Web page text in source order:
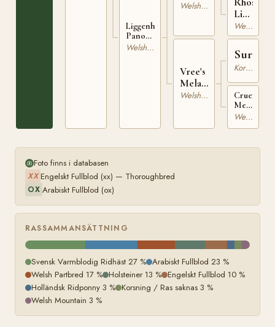
Liggenheyvels
Panouscha
20866Welsh Partbred
3210Welsh Partbred
Vree's
Melanie
11904Welsh Partbred
K
Lively
Lady
1139
Welsh Partbred
Korsning / Ras saknas
Melanie
WSBWelsh Mountain
Foto finns i databasen
XX Engelskt Fullblod (xx) — Thoroughbred
OX Arabiskt Fullblod (ox)
RASSAMMANSÄTTNING
Svensk Varmblodig Ridhäst 27 % Arabiskt Fullblod 23 %
Welsh Partbred 17 % Holsteiner 13 % Engelskt Fullblod 10 %
Holländsk Ridponny 3 % Korsning / Ras saknas 3 %
Welsh Mountain 3 %